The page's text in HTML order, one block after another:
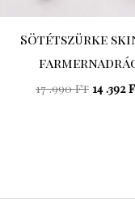
Sötétszürke
17 .990Ft 14 .392